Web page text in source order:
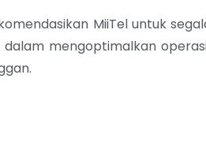
MiiTel untuk
mengoptimalkan